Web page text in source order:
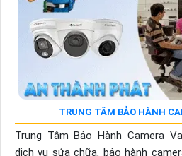
TRUNG TÂM BẢO HÀNH
Trung Tâm Bảo Hành Camera
dịch vụ sửa chữa, bảo hành